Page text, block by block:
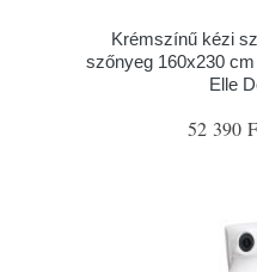
Krémszínű kézi
szőnyeg 160x230
Elle
52 390